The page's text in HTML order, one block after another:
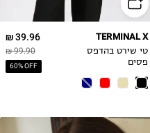
39.96 ₪
99.90 ₪
60% OFF
TERMINAL X
טי שירט בהדפס
פסים